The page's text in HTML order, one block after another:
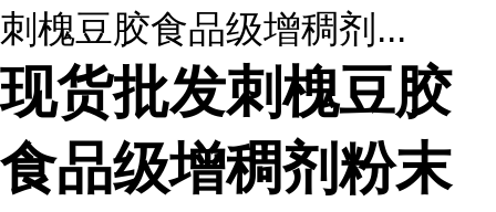
刺槐豆胶食品级增稠剂...
现货批发刺槐豆胶
食品级增稠剂粉末